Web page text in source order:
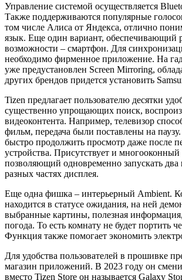
Управление системой осуществляется
Также поддерживаются популярные
том числе Алиса от Яндекса, отлично
язык. Еще один вариант, обеспечивающий
возможности – смартфон. Для
необходимо фирменное приложение. На
уже предустановлен Screen Mirroring,
других брендов придется установить
Tizen предлагает пользователю десятки
существенно упрощающих поиск,
видеоконтента. Например, телевизор
фильм, передача были поставлены на
быстро продолжить просмотр даже после
устройства. Присутствует и
позволяющий одновременно запускать
разных частях дисплея.
Еще одна фишка – интерьерный Ambient.
находится в статусе ожидания, на ней
выбранные картины, полезная
погода. То есть комнату не будет портить
Функция также помогает экономить
Для удобства пользователей в прошивке
магазин приложений. В 2023 году он
вместо Tizen Store он называется Galaxy